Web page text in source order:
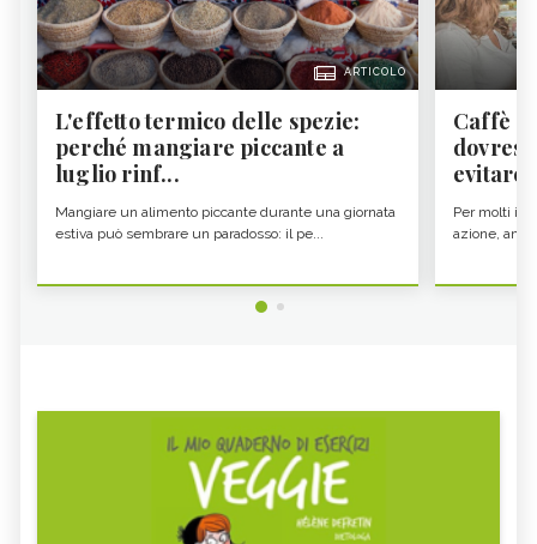
ARTICOLO
L'effetto termico delle spezie:
perché mangiare piccante a
luglio rinf...
Mangiare un alimento piccante durante una giornata
estiva può sembrare un paradosso: il pe...
Caffè
evitare
Per molti il
azione,